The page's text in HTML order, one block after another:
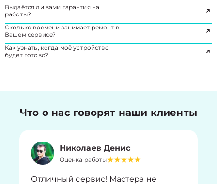
Выдаётся ли вами гарантия на
работы?
Сколько времени занимает ремонт в
Вашем сервисе?
Как узнать, когда моё устройство
будет готово?
Что о нас говорят наши клиенты
Николаев Денис
Оценка работы
Отличный сервис! Мастера не